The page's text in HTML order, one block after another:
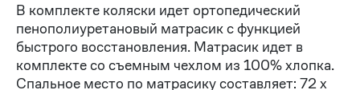
В комплекте коляски идет ортопедический
пенополиуретановый матрасик с функцией
быстрого восстановления. Матрасик идет в
комплекте со съемным чехлом из 100% хлопка.
Спальное место по матрасику составляет: 72 х